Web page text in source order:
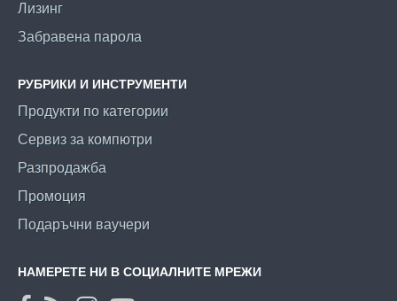
Лизинг
Забравена парола
РУБРИКИ И ИНСТРУМЕНТИ
Продукти по категории
Сервиз за компютри
Разпродажба
Промоция
Подаръчни ваучери
НАМЕРЕТЕ НИ В СОЦИАЛНИТЕ МРЕЖИ